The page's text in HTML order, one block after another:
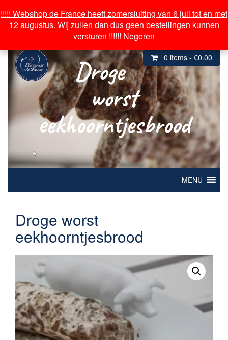
Over souvenirs de France
Inloggen/ Mijn Account
0 items - €0.00
Droge
worst
eekhoorntjesbrood
MENU
Droge worst
eekhoorntjesbrood
!!!!! Webshop de France heeft zomersluiting van 6 juli tot en met
12 augustus. Wij zullen dan dus geen bestellingen kunnen
versturen !!!!!! Negeren
!!!!! Webshop de France heeft zomersluiting van 6 juli tot en met
12 augustus. Wij zullen dan dus geen bestellingen kunnen
versturen !!!!!! Negeren